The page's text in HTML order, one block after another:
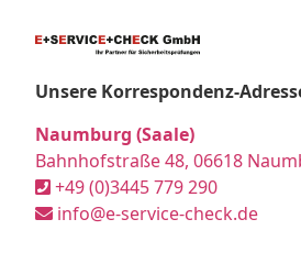
Unsere Korrespondenz-
Naumburg (Saale)
Bahnhofstraße 48, 06618
+49 (0)3445 779 290
info@e-service-check.de